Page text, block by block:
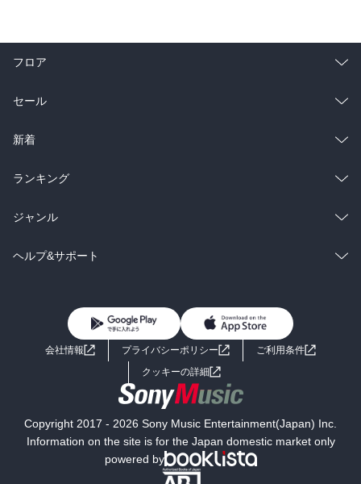
フロア
総合
ラノベ
雑誌・グラビア
BL・TL
セール
総合
ラノベ
雑誌・グラビア
BL・TL
新着
総合
ラノベ
雑誌・グラビア
ランキング
総合
ラノベ
ジャンル
コミック
ライトノベル 男子向けラノベ
小説
海外小説
ミステリー SF
文学
ヘルプ&サポート
よくあるご質問 お問い合わせ
会社情報 プライバシーポリシー
ご利用条件
クッキーの詳細
Copyright 2017 - 2026 Sony Music Entertainment(Japan) Inc.
Information on the site is for the Japan domestic market only
powered by